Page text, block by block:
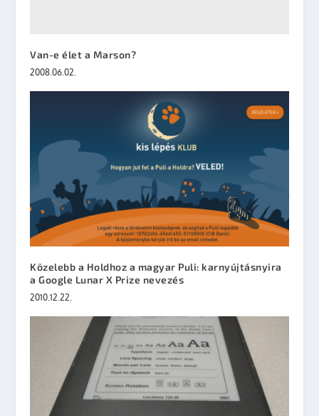
Van-e élet a Marson?
2008.06.02.
Közelebb a Holdhoz a magyar Puli: karnyújtásnyira
a Google Lunar X Prize nevezés
2010.12.22.